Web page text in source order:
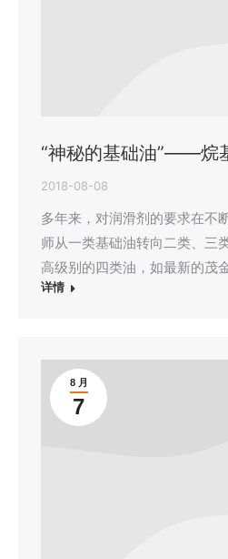
“神秘的基础油”——烷
2018-08-08
多年来，对润滑剂的要求在不
师从一类基础油转向二类、三
高级别的四类油，如最新的茂
详情
8 月
7